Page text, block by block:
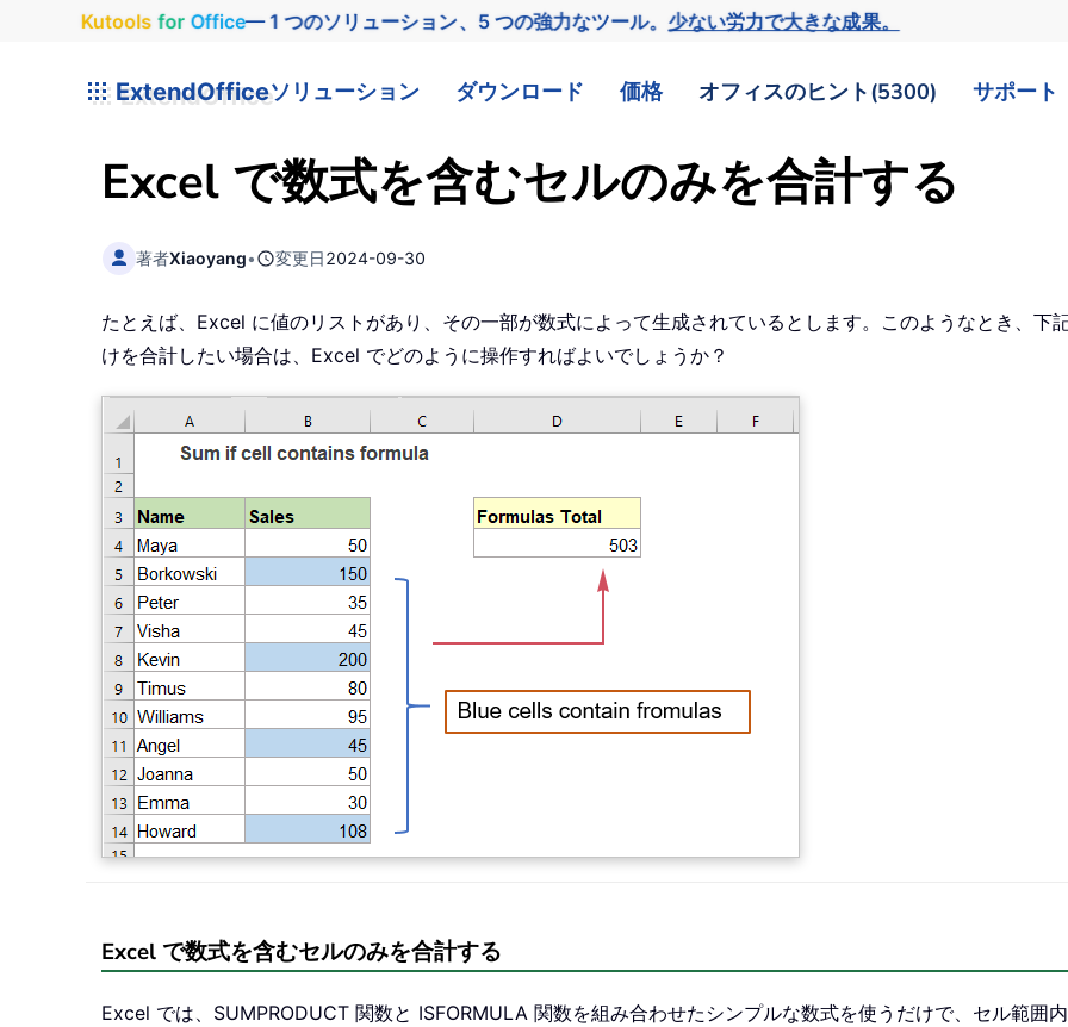
Kutools for Office— 1 つのソリューション、5 つの強力なツール。少ない労力で大きな成果。
ExtendOfficeソリューション ダウンロード 価格 オフィスのヒント(5300) サポート
Excel で数式を含むセルのみを合計する
著者Xiaoyang• 変更日2024-09-30
たとえば、Excel に値のリストがあり、その一部が数式によって生成されているとします。このようなとき、下
けを合計したい場合は、Excel でどのように操作すればよいでしょうか？
Excel で数式を含むセルのみを合計する
Excel では、SUMPRODUCT 関数と ISFORMULA 関数を組み合わせたシンプルな数式を使うだけで、セル範囲